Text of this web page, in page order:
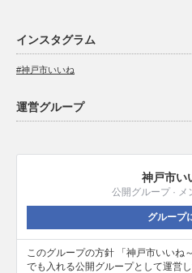
インスタグラム
#神戸市いいね
運営グループ
神戸市い
公開グループ · メ
グループ
このグループの方針 「神戸市いいね
でも入れる公開グループとして運営